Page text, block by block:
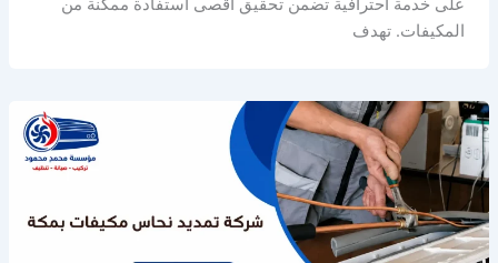
على خدمة احترافية تضمن تحقيق أقصى استفادة ممكنة من
المكيفات. تهدف